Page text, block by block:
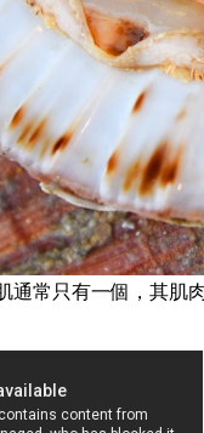
通常只有一個，其肌